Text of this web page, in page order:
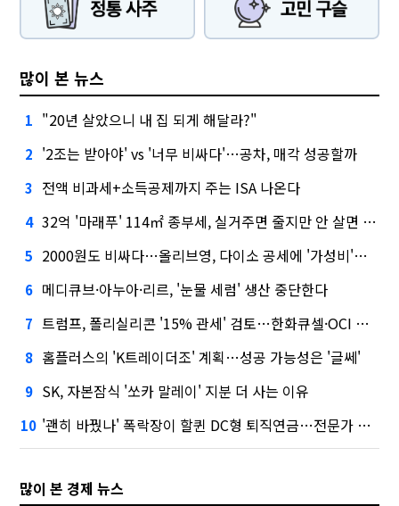
많이 본 뉴스
1 "20년 살았으니 내 집 되게 해달라?"
2 '2조는 받아야' vs '너무 비싸다'…공차, 매각 성공할까
3 전액 비과세+소득공제까지 주는 ISA 나온다
4 32억 '마래푸' 114㎡ 종부세, 실거주면 줄지만 안 살면 2.5배
5 2000원도 비싸다…올리브영, 다이소 공세에 '가성비'로 맞불
6 메디큐브·아누아·리르, '눈물 세럼' 생산 중단한다
7 트럼프, 폴리실리콘 '15% 관세' 검토…한화큐셀·OCI 영향은?
8 홈플러스의 'K트레이더조' 계획…성공 가능성은 '글쎄'
9 SK, 자본잠식 '쏘카 말레이' 지분 더 사는 이유
10 '괜히 바꿨나' 폭락장이 할퀸 DC형 퇴직연금…전문가 조언은
많이 본 경제 뉴스